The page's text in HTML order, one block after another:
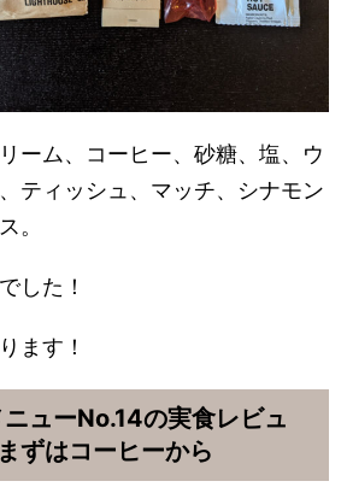
ーム、コーヒー、砂糖、塩、ウ
ティッシュ、マッチ、シナモン
。
した！
ます！
ューNo.14の実食レビュ
ずはコーヒーから